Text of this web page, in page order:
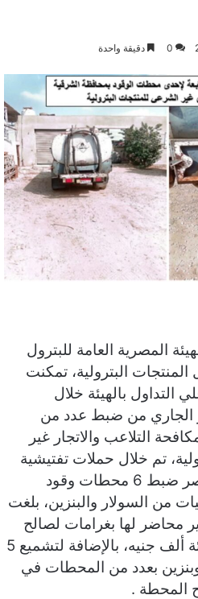
0 دقيقة واحدة
المصرية العامة للبترول
المنتجات البترولية، تمكنت
التداول بالهيئة خلال
الجاري من ضبط عدد من
التلاعب والاتجار غير
تم خلال حملات تفتيشية
بمحافظتي أسيوط والأقصر ضبط 6 محطات وقود
من السولار والبنزين، بلغت
تحرير محاضر لها بغرامات لصالح
الهيئة بلغت 3 ملايين ومائة ألف جنيه، بالإضافة لتشميع 5
بعدد من المحطات في
المحطة .